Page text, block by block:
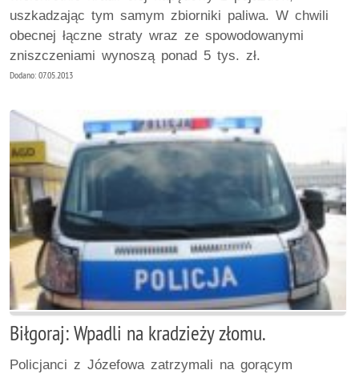
uszkadzając tym samym zbiorniki paliwa. W chwili
obecnej łączne straty wraz ze spowodowanymi
zniszczeniami wynoszą ponad 5 tys. zł.
Dodano: 07.05.2013
Biłgoraj: Wpadli na kradzieży złomu.
Policjanci z Józefowa zatrzymali na gorącym